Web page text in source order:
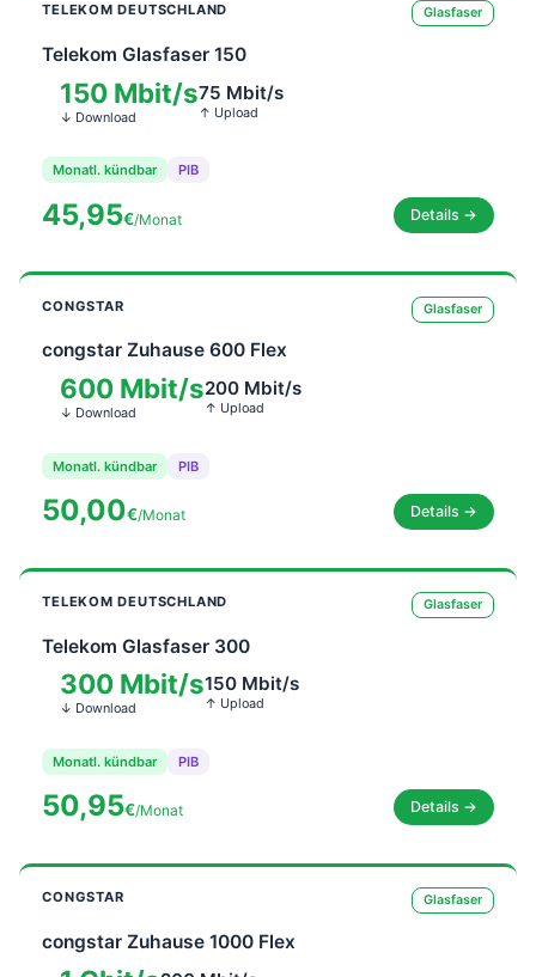
TELEKOM DEUTSCHLAND Glasfaser
Telekom Glasfaser 150
150 Mbit/s
↓ Download
75 Mbit/s
↑ Upload
Monatl. kündbar PIB
45,95€/Monat Details →
CONGSTAR Glasfaser
congstar Zuhause 600 Flex
600 Mbit/s
↓ Download
200 Mbit/s
↑ Upload
Monatl. kündbar PIB
50,00€/Monat Details →
TELEKOM DEUTSCHLAND Glasfaser
Telekom Glasfaser 300
300 Mbit/s
↓ Download
150 Mbit/s
↑ Upload
Monatl. kündbar PIB
50,95€/Monat Details →
CONGSTAR Glasfaser
congstar Zuhause 1000 Flex